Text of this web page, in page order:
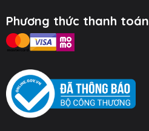
Phương thức thanh toán